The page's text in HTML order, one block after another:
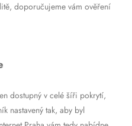
doporučujeme vám ověření
dostupný v celé šíři pokrytí,
nastavený tak, aby byl